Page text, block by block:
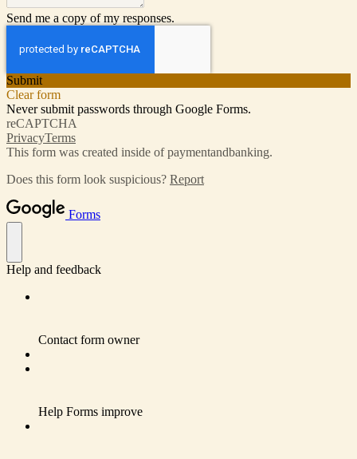
Send me a copy of my responses.
Submit
Clear form
Never submit passwords through Google Forms.
reCAPTCHA
PrivacyTerms
This form was created inside of paymentandbanking.
Does this form look suspicious? Report
Forms
Help and feedback
Contact form owner
Help Forms improve